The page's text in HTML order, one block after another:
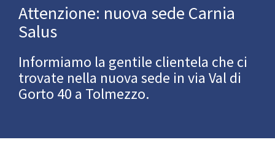
Attenzione: nuova sede Carnia
Salus
Informiamo la gentile clientela che ci
trovate nella nuova sede in via Val di
Gorto 40 a Tolmezzo.